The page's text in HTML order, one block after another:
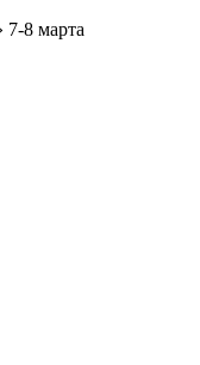
8 марта